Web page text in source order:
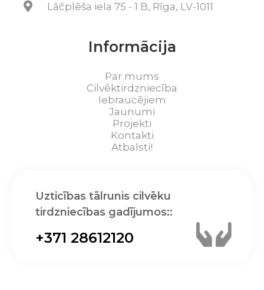
Lāčplēša iela 75 - 1 B, Rīga, LV-1011
Informācija
Par mums
Cilvēktirdzniecība
Iebraucējiem
Jaunumi
Projekti
Kontakti
Atbalsti!
Uzticības tālrunis cilvēku
tirdzniecības gadījumos::
+371 28612120